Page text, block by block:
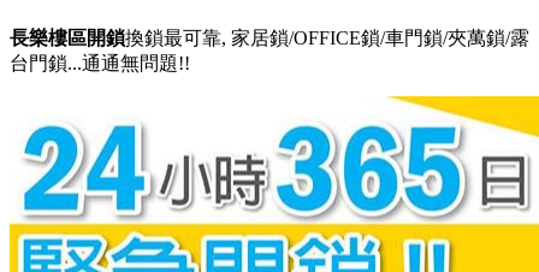
長樂樓區開鎖換鎖最可靠, 家居鎖/OFFICE鎖/車門鎖/夾萬鎖/露
台門鎖...通通無問題!!